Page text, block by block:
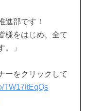
進部です！
様をはじめ、全て
。」
ーをクリックして
TW17itEqQs